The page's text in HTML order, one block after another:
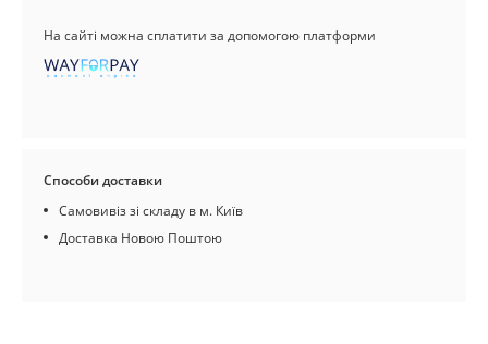
На сайті можна сплатити за допомогою платформи
Способи доставки
Самовивіз зі складу в м. Київ
Доставка Новою Поштою